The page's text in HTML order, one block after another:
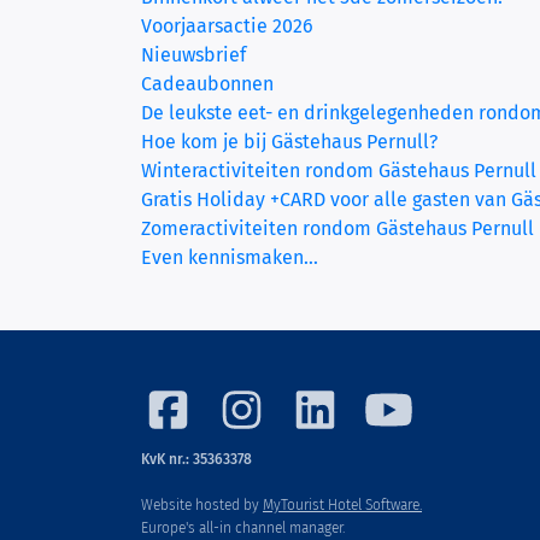
Voorjaarsactie 2026
Nieuwsbrief
Cadeaubonnen
De leukste eet- en drinkgelegenheden
Hoe kom je bij Gästehaus Pernull?
Winteractiviteiten rondom Gästehaus Pernull
Gratis Holiday +CARD voor alle gasten van
Zomeractiviteiten rondom Gästehaus Pernull
Even kennismaken…
KvK nr.: 35363378
Website hosted by MyTourist Hotel Software.
Europe's all-in channel manager.